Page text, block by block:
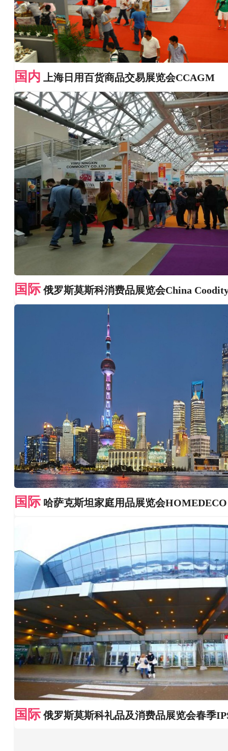
国内 上海日用百货商品交易展览会CCAGM
国际 俄罗斯莫斯科消费品展览会China
国际 哈萨克斯坦家庭用品展览会HOMEDECO
国际 俄罗斯莫斯科礼品及消费品展览会春季